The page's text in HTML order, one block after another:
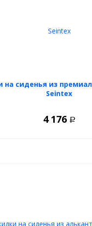
на сиденья из
Seintex
4 176 Р